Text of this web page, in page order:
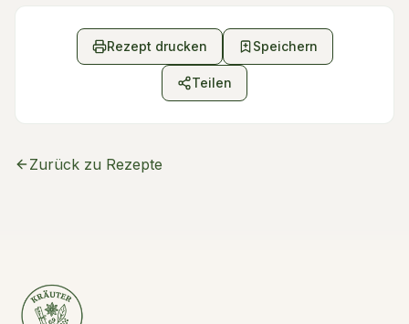
Rezept drucken Speichern
Teilen
Zurück zu Rezepte